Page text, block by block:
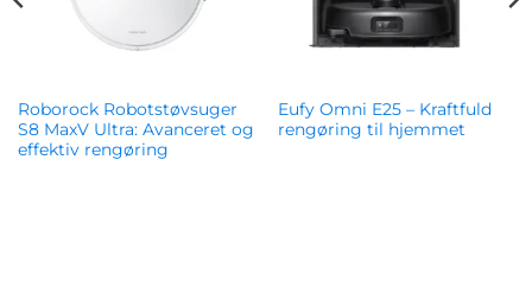
Roborock Robotstøvsuger
S8 MaxV Ultra: Avanceret og
effektiv rengøring
Eufy Omni E25 – Kraftfuld
rengøring til hjemmet